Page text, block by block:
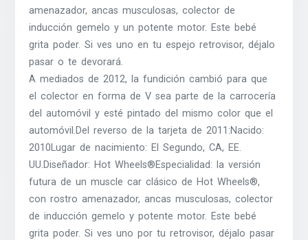
amenazador, ancas musculosas, colector de
inducción gemelo y un potente motor. Este bebé
grita poder. Si ves uno en tu espejo retrovisor, déjalo
pasar o te devorará.
A mediados de 2012, la fundición cambió para que
el colector en forma de V sea parte de la carrocería
del automóvil y esté pintado del mismo color que el
automóvil.Del reverso de la tarjeta de 2011:Nacido:
2010Lugar de nacimiento: El Segundo, CA, EE.
UU.Diseñador: Hot Wheels®Especialidad: la versión
futura de un muscle car clásico de Hot Wheels®,
con rostro amenazador, ancas musculosas, colector
de inducción gemelo y potente motor. Este bebé
grita poder. Si ves uno por tu retrovisor, déjalo pasar